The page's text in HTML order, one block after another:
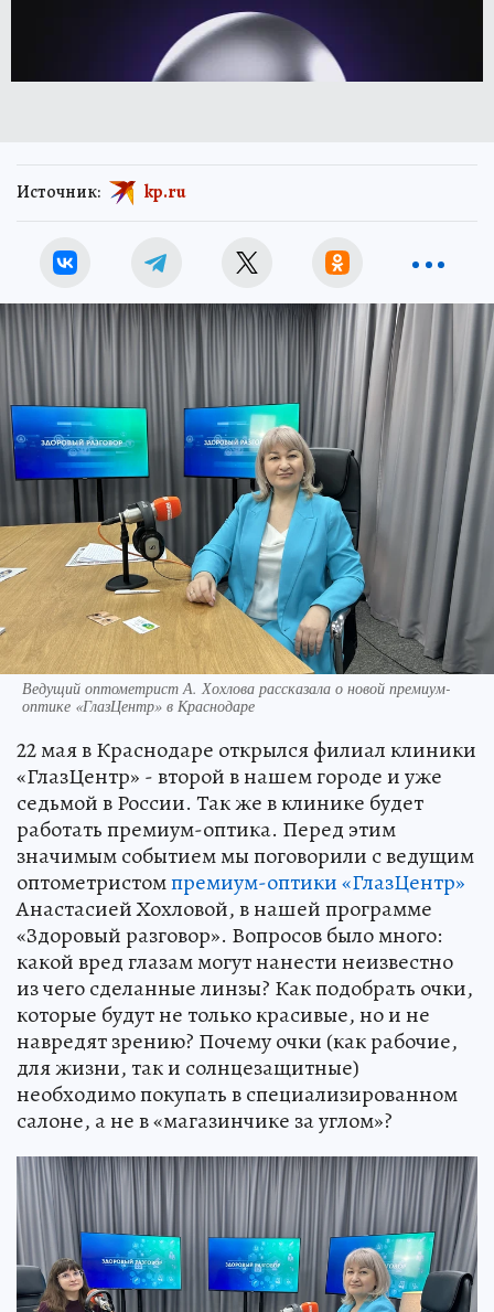
Источник: kp.ru
Ведущий оптометрист А. Хохлова рассказала о новой премиум-
оптике «ГлазЦентр» в Краснодаре
22 мая в Краснодаре открылся филиал клиники
«ГлазЦентр» - второй в нашем городе и уже
седьмой в России. Так же в клинике будет
работать премиум-оптика. Перед этим
значимым событием мы поговорили с ведущим
оптометристомпремиум-оптики «ГлазЦентр»
Анастасией Хохловой, в нашей программе
«Здоровый разговор». Вопросов было много:
какой вред глазам могут нанести неизвестно
из чего сделанные линзы? Как подобрать очки,
которые будут не только красивые, но и не
навредят зрению? Почему очки (как рабочие,
для жизни, так и солнцезащитные)
необходимо покупать в специализированном
салоне, а не в «магазинчике за углом»?